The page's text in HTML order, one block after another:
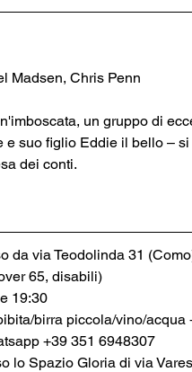
Madsen, Chris Penn
un gruppo di
e suo figlio Eddie il bello –
dei conti.
da via Teodolinda 31
65, disabili)
19:30
birra piccola/vino/acqua
+39 351 6948307
lo Spazio Gloria di via